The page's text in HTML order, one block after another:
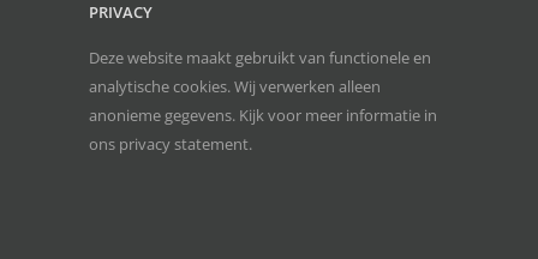
PRIVACY
Deze website maakt gebruikt van functionele en
analytische cookies. Wij verwerken alleen
anonieme gegevens. Kijk voor meer informatie in
ons privacy statement.